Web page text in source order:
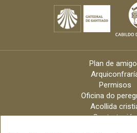
Plan de
Permisos
Oficina do
Acollida
Contratación